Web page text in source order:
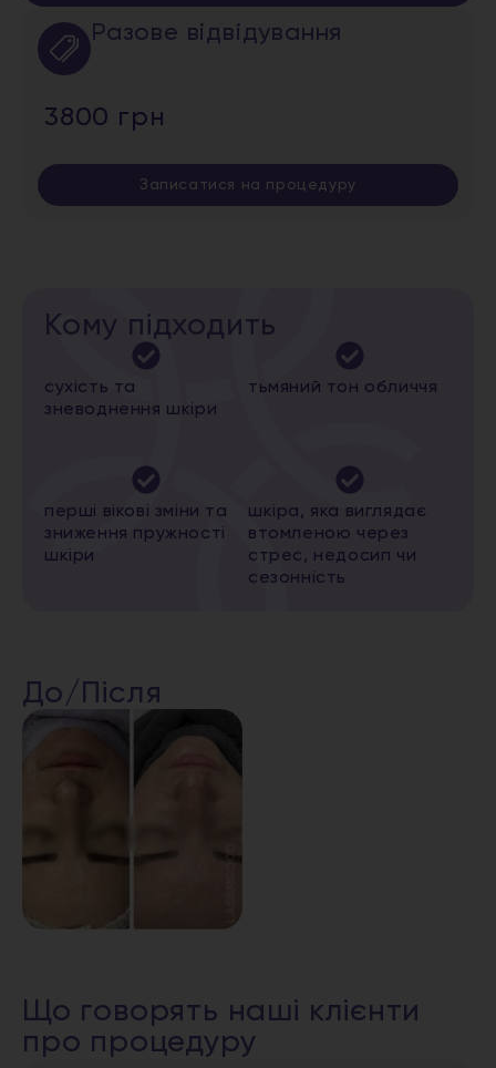
Разове відвідування
3800 грн
Записатися на процедуру
Кому підходить
сухість та
зневоднення шкіри
тьмяний тон обличчя
перші вікові зміни та
зниження пружності
шкіри
шкіра, яка виглядає
втомленою через
стрес, недосип чи
сезонність
До/Після
Що говорять наші клієнти
про процедуру